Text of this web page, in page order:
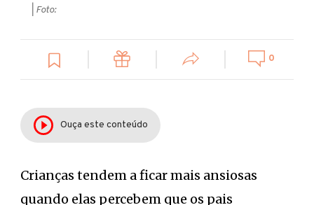
| Foto:
0
Ouça este conteúdo
Crianças tendem a ficar mais ansiosas
quando elas percebem que os pais